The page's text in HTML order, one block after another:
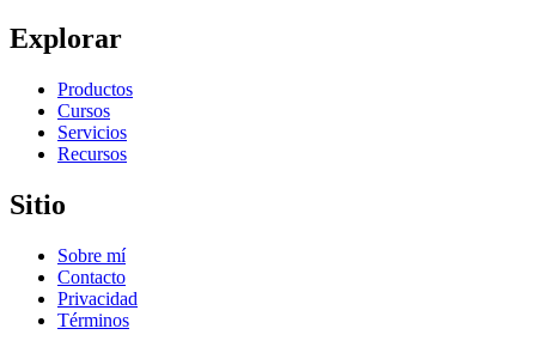
Explorar
Productos
Cursos
Servicios
Recursos
Sitio
Sobre mí
Contacto
Privacidad
Términos